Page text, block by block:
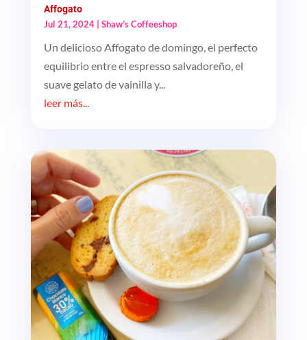
Affogato
Jul 21, 2024| Shaw’s Coffeeshop
Un delicioso Affogato de domingo, el perfecto
equilibrio entre el espresso salvadoreño, el
suave gelato de vainilla y...
leer más...